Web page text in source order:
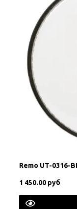
Remo UT-0316-
1 450.00 руб